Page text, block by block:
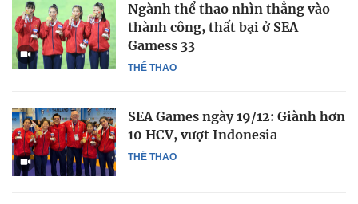
THỂ THAO
Ngành thể thao nhìn thẳng vào
thành công, thất bại ở SEA
Gamess 33
THỂ THAO
SEA Games ngày 19/12: Giành hơn
10 HCV, vượt Indonesia